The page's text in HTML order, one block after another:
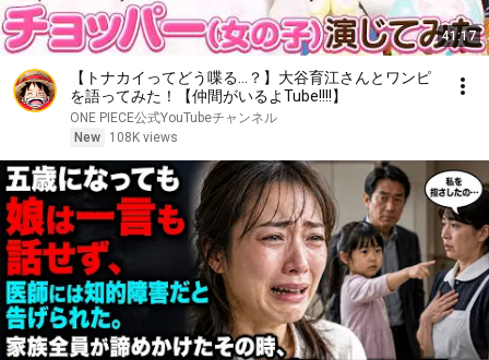
41:17
【トナカイってどう喋る…？】大谷育江さんとワンピ
を語ってみた！【仲間がいるよTube!!!!】
ONE PIECE公式YouTubeチャンネル
New
108K views